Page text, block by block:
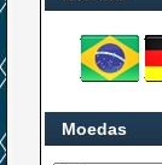
Moedas